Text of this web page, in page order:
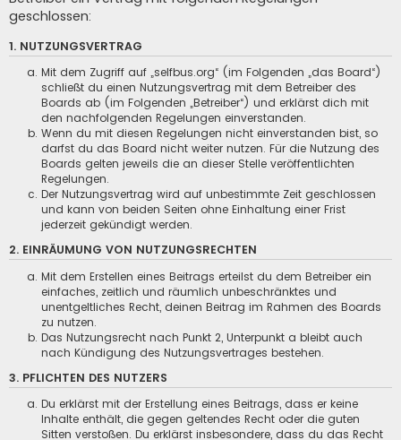
geschlossen:
1. NUTZUNGSVERTRAG
Mit dem Zugriff auf „selfbus.org“ (im Folgenden „das Board“)
schließt du einen Nutzungsvertrag mit dem Betreiber des
Boards ab (im Folgenden „Betreiber“) und erklärst dich mit
den nachfolgenden Regelungen einverstanden.
Wenn du mit diesen Regelungen nicht einverstanden bist, so
darfst du das Board nicht weiter nutzen. Für die Nutzung des
Boards gelten jeweils die an dieser Stelle veröffentlichten
Regelungen.
Der Nutzungsvertrag wird auf unbestimmte Zeit geschlossen
und kann von beiden Seiten ohne Einhaltung einer Frist
jederzeit gekündigt werden.
2. EINRÄUMUNG VON NUTZUNGSRECHTEN
Mit dem Erstellen eines Beitrags erteilst du dem Betreiber ein
einfaches, zeitlich und räumlich unbeschränktes und
unentgeltliches Recht, deinen Beitrag im Rahmen des Boards
zu nutzen.
Das Nutzungsrecht nach Punkt 2, Unterpunkt a bleibt auch
nach Kündigung des Nutzungsvertrages bestehen.
3. PFLICHTEN DES NUTZERS
Du erklärst mit der Erstellung eines Beitrags, dass er keine
Inhalte enthält, die gegen geltendes Recht oder die guten
Sitten verstoßen. Du erklärst insbesondere, dass du das Recht